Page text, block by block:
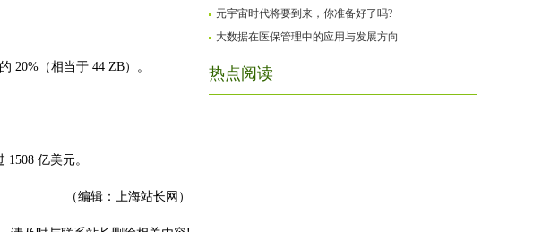
20%（相当于 44 ZB）。
亿美元。
（编辑：上海站长网）
元宇宙时代将要到来，你准备好了吗?
大数据在医保管理中的应用与发展方向
热点阅读